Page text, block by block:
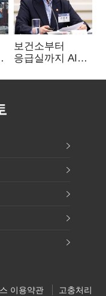
보건소부터
응급실까지 AI
혁신 본격화
이용약관 고충처리